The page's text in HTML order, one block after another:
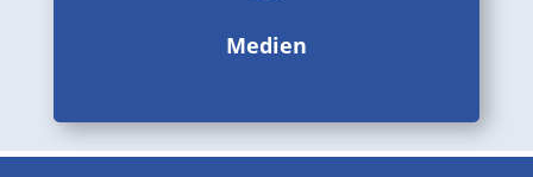
Medien